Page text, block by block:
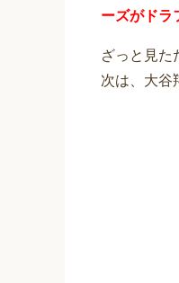
ーズがドラ
ざっと見た
次は、大谷